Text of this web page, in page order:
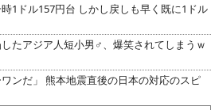
1ドル157円台 しかし戻しも早く既に1ドル
たアジア人短小男♂、爆笑されてしまうｗ
ンだ」 熊本地震直後の日本の対応のスピ